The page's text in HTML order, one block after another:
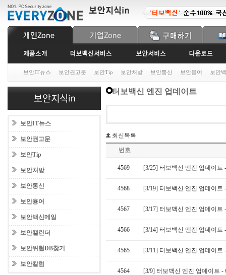
보안IT뉴스 보안권고문 보안Tip 보안처방 보안통신 보안용어 보안
보안IT뉴스
보안권고문
보안Tip
보안처방
보안통신
보안용어
보안백신메일
보안캘린더
보안위협DB찾기
보안칼럼
터보백신 엔진 업데이트
최신목록
번호
4569 [3/25] 터보백신 엔진 업데이트
4568 [3/19] 터보백신 엔진 업데이트
4567 [3/17] 터보백신 엔진 업데이트
4566 [3/14] 터보백신 엔진 업데이트
4565 [3/11] 터보백신 엔진 업데이트
4564 [3/9] 터보백신 엔진 업데이트 -